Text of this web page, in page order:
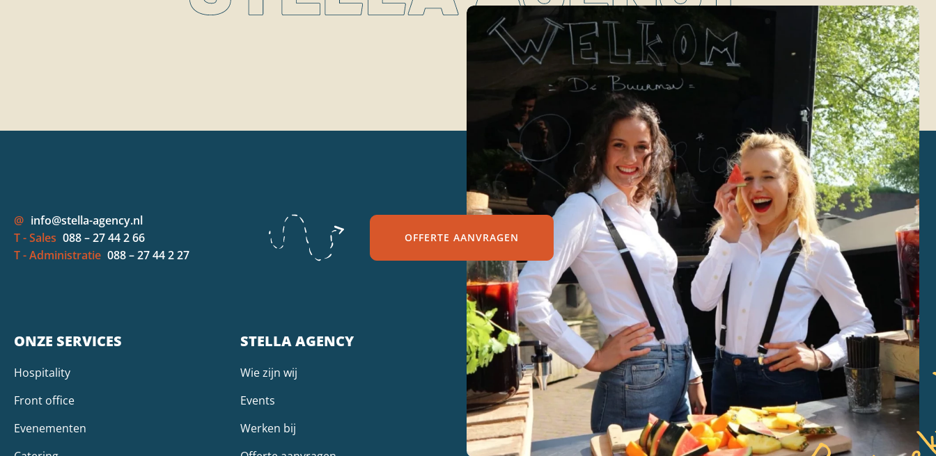
@ info@stella-agency.nl
T - Sales 088 – 27 44 2 66
T - Administratie 088 – 27 44 2 27
OFFERTE AANVRAGEN
ONZE SERVICES
Hospitality
Front office
Evenementen
STELLA AGENCY
Wie zijn wij
Events
Werken bij